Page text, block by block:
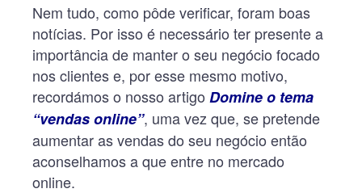
Nem tudo, como pôde verificar, foram boas
notícias. Por isso é necessário ter presente a
importância de manter o seu negócio focado
nos clientes e, por esse mesmo motivo,
recordámos o nosso artigo Domine o tema
“vendas online”, uma vez que, se pretende
aumentar as vendas do seu negócio então
aconselhamos a que entre no mercado
online.